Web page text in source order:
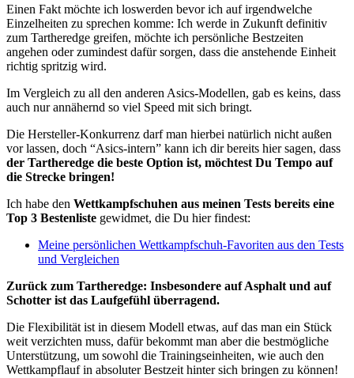
Einen Fakt möchte ich loswerden bevor ich auf irgendwelche
Einzelheiten zu sprechen komme: Ich werde in Zukunft definitiv
zum Tartheredge greifen, möchte ich persönliche Bestzeiten
angehen oder zumindest dafür sorgen, dass die anstehende Einheit
richtig spritzig wird.
Im Vergleich zu all den anderen Asics-Modellen, gab es keins, dass
auch nur annähernd so viel Speed mit sich bringt.
Die Hersteller-Konkurrenz darf man hierbei natürlich nicht außen
vor lassen, doch “Asics-intern” kann ich dir bereits hier sagen, dass
der Tartheredge die beste Option ist, möchtest Du Tempo auf
die Strecke bringen!
Ich habe den Wettkampfschuhen aus meinen Tests bereits eine
Top 3 Bestenliste gewidmet, die Du hier findest:
Meine persönlichen Wettkampfschuh-Favoriten aus den Tests
und Vergleichen
Zurück zum Tartheredge: Insbesondere auf Asphalt und auf
Schotter ist das Laufgefühl überragend.
Die Flexibilität ist in diesem Modell etwas, auf das man ein Stück
weit verzichten muss, dafür bekommt man aber die bestmögliche
Unterstützung, um sowohl die Trainingseinheiten, wie auch den
Wettkampflauf in absoluter Bestzeit hinter sich bringen zu können!